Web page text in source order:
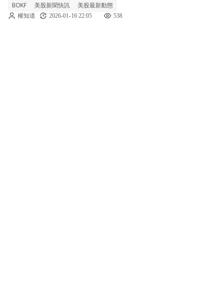
數據顯示，該公司第四季 GAAP 每股盈餘
（EPS）為 2.89 美元。在營收方面，本季錄得
BOKF 美股新聞快訊 美股最新動態
權知道 2026-01-16 22:05 538